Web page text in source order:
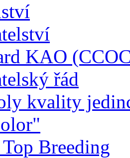
KAO
řád
kvality
Breeding